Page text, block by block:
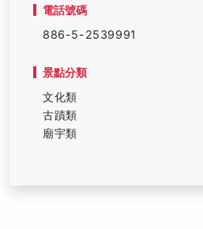
電話號碼
886-5-2539991
景點分類
文化類
古蹟類
廟宇類